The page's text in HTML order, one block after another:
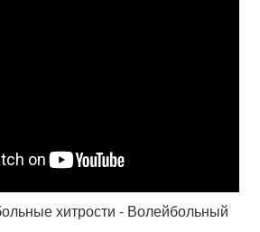
хитрости - Волейбольный